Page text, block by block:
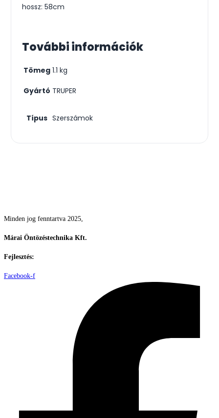
hossz: 58cm
További információk
Tömeg 1.1 kg
Gyártó TRUPER
Típus Szerszámok
Minden jog fenntartva 2025,
Márai Öntözéstechnika Kft.
Fejlesztés:
Facebook-f